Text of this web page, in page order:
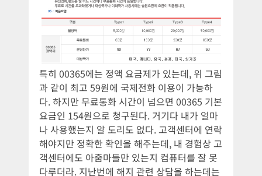
특히 00365에는 정액 요금제가 있는데, 위 그림
과 같이 최고 59원에 국제전화 이용이 가능하
다. 하지만 무료통화 시간이 넘으면 00365 기본
요금인 154원으로 청구된다. 거기다 내가 얼마
나 사용했는지 알 도리도 없다. 고객센터에 연락
해야지만 정확한 확인을 해주는데, 내 경험상 고
객센터에도 아줌마들만 있는지 컴퓨터를 잘 못
다루더라. 지난번에 해지 관련 상담을 하는데는